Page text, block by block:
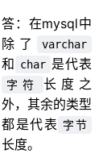
答：在mysql中
除了
varchar
和 char 是代表
字符
长度之
外，其余的类型
都是代表 字节
长度。